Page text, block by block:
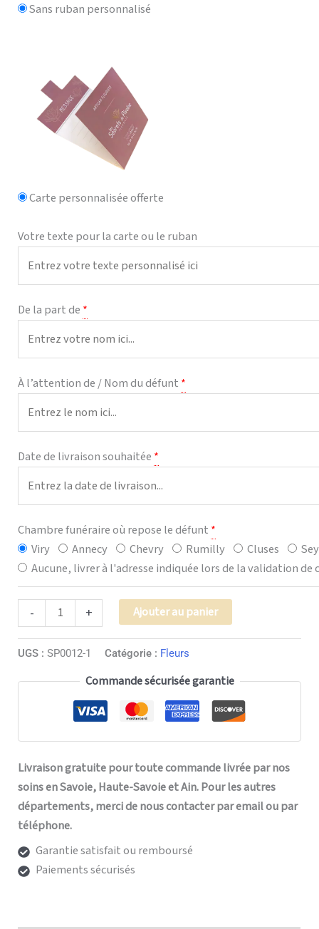
Sans ruban personnalisé
Carte personnalisée offerte
Votre texte pour la carte ou le ruban
De la part de *
À l’attention de / Nom du défunt *
Date de livraison souhaitée *
Chambre funéraire où repose le défunt *
Viry
Annecy Chevry Rumilly Cluses
Aucune, livrer à l'adresse indiquée lors de la validation de
- + Ajouter au panier
UGS :SP0012-1 Catégorie : Fleurs
Commande sécurisée garantie
Livraison gratuite pour toute commande livrée par nos
soins en Savoie, Haute-Savoie et Ain. Pour les autres
départements, merci de nous contacter par email ou par
téléphone.
Garantie satisfait ou remboursé
Paiements sécurisés